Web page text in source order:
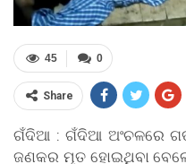
0
45
Share
ଗଁଦିଆ : ଗଁଦିଆ ଅଂଚଳରେ
ଜଣକର ମୃତ ହୋଇଥିବା